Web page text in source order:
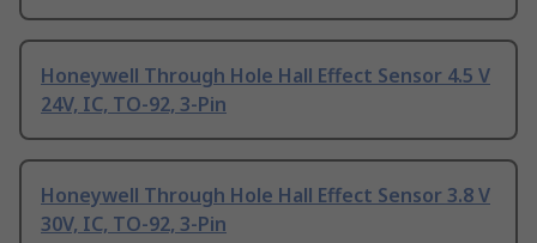
Honeywell Through Hole Hall Effect Sensor 4.5 V
24V, IC, TO-92, 3-Pin
Honeywell Through Hole Hall Effect Sensor 3.8 V
30V, IC, TO-92, 3-Pin